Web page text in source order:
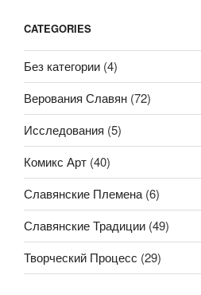
CATEGORIES
Без категории (4)
Верования Славян (72)
Исследования (5)
Комикс Арт (40)
Славянские Племена (6)
Славянские Традиции (49)
Творческий Процесс (29)